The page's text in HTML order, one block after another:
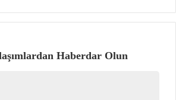
Haberdar Olun